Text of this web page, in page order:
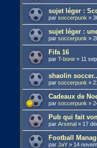
sujet léger :
parsoccerpunk »
sujet léger :
parsoccerpunk »
Fifa 16
parT-bone » 11
shaolin
parsoccerpunk »
Cadeaux de
parsoccerpunk »
Pub qui fait
parArsenal » 17
Football
parJaY » 14